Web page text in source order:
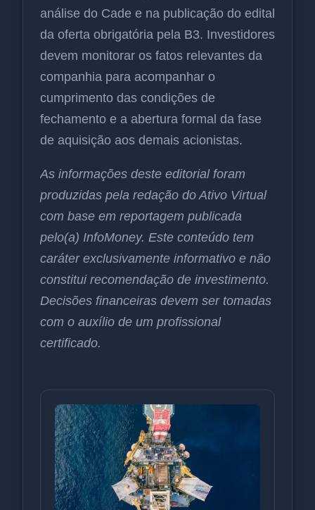
análise do Cade e na publicação do edital
da oferta obrigatória pela B3. Investidores
devem monitorar os fatos relevantes da
companhia para acompanhar o
cumprimento das condições de
fechamento e a abertura formal da fase
de aquisição aos demais acionistas.
As informações deste editorial foram
produzidas pela redação do Ativo Virtual
com base em reportagem publicada
pelo(a) InfoMoney. Este conteúdo tem
caráter exclusivamente informativo e não
constitui recomendação de investimento.
Decisões financeiras devem ser tomadas
com o auxílio de um profissional
certificado.